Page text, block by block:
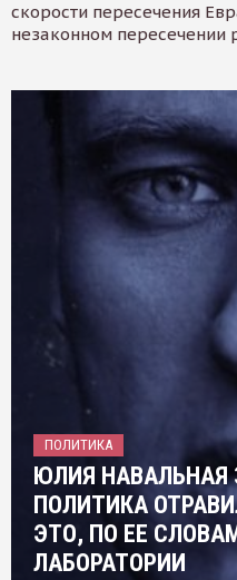
скорости пересечения
незаконном пересечении
ПОЛИТИКА
ЮЛИЯ НАВАЛЬНАЯ
ПОЛИТИКА
ЭТО, ПО ЕЕ
ЛАБОРАТОРИИ